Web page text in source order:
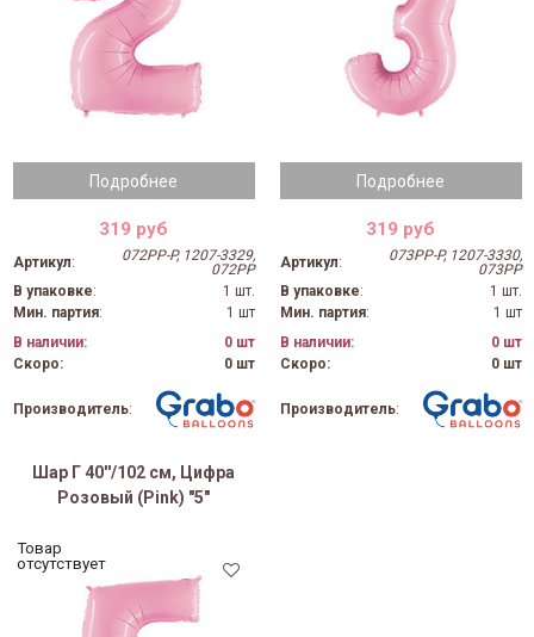
Подробнее
319 руб
Артикул:
072PP-P, 1207-3329,
072PP
В упаковке:
1 шт.
Мин. партия:
1 шт
В наличии:
0 шт
Скоро:
0 шт
Производитель:
Подробнее
319 руб
Артикул:
073PP-P, 1207-3330,
073PP
В упаковке:
1 шт.
Мин. партия:
1 шт
В наличии:
0 шт
Скоро:
0 шт
Производитель:
Шар Г 40''/102 см, Цифра
Розовый (Pink) "5"
Товар
отсутствует